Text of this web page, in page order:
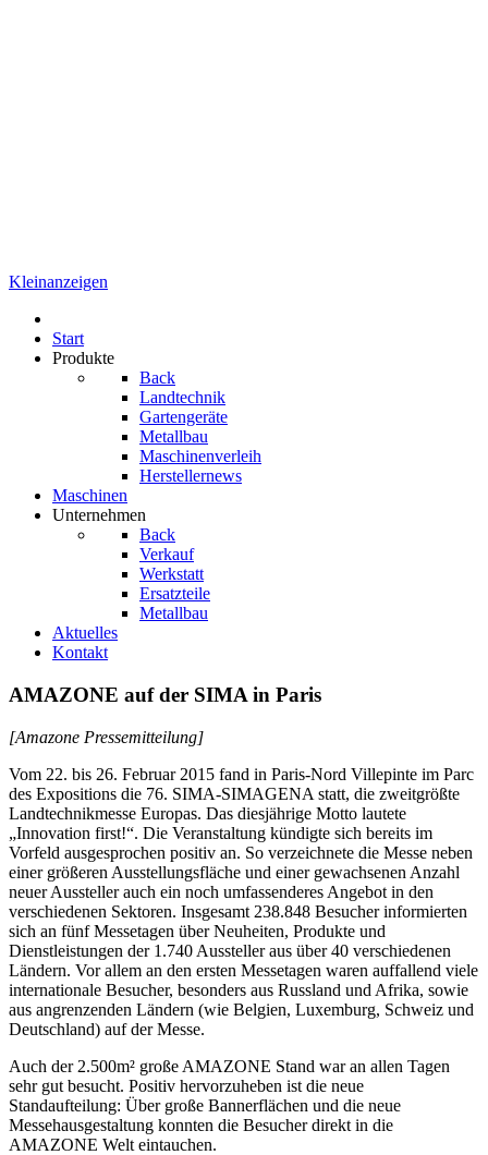
Kleinanzeigen
Start
Produkte
Back
Landtechnik
Gartengeräte
Metallbau
Maschinenverleih
Herstellernews
Maschinen
Unternehmen
Back
Verkauf
Werkstatt
Ersatzteile
Metallbau
Aktuelles
Kontakt
AMAZONE auf der SIMA in Paris
[Amazone Pressemitteilung]
Vom 22. bis 26. Februar 2015 fand in Paris-Nord Villepinte im Parc
des Expositions die 76. SIMA-SIMAGENA statt, die zweitgrößte
Landtechnikmesse Europas. Das diesjährige Motto lautete
„Innovation first!“. Die Veranstaltung kündigte sich bereits im
Vorfeld ausgesprochen positiv an. So verzeichnete die Messe neben
einer größeren Ausstellungsfläche und einer gewachsenen Anzahl
neuer Aussteller auch ein noch umfassenderes Angebot in den
verschiedenen Sektoren. Insgesamt 238.848 Besucher informierten
sich an fünf Messetagen über Neuheiten, Produkte und
Dienstleistungen der 1.740 Aussteller aus über 40 verschiedenen
Ländern. Vor allem an den ersten Messetagen waren auffallend viele
internationale Besucher, besonders aus Russland und Afrika, sowie
aus angrenzenden Ländern (wie Belgien, Luxemburg, Schweiz und
Deutschland) auf der Messe.
Auch der 2.500m² große AMAZONE Stand war an allen Tagen
sehr gut besucht. Positiv hervorzuheben ist die neue
Standaufteilung: Über große Bannerflächen und die neue
Messehausgestaltung konnten die Besucher direkt in die
AMAZONE Welt eintauchen.